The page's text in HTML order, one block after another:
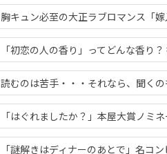
胸キュン必至の大正ラブロマンス「
「初恋の人の香り」ってどんな香り
読むのは苦手・・・それなら、聞く
「はぐれましたか？」本屋大賞ノミ
「謎解きはディナーのあとで」名コ